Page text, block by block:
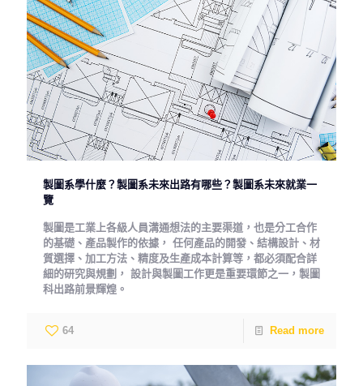
製圖系學什麼？製圖系未來出路有哪些？製圖系未來就業一
覽
製圖是工業上各級人員溝通想法的主要渠道，也是分工合作
的基礎、產品製作的依據， 任何產品的開發、結構設計、材
質選擇、加工方法、精度及生產成本計算等，都必須配合詳
細的研究與規劃， 設計與製圖工作更是重要環節之一，製圖
科出路前景輝煌。
64 Read more